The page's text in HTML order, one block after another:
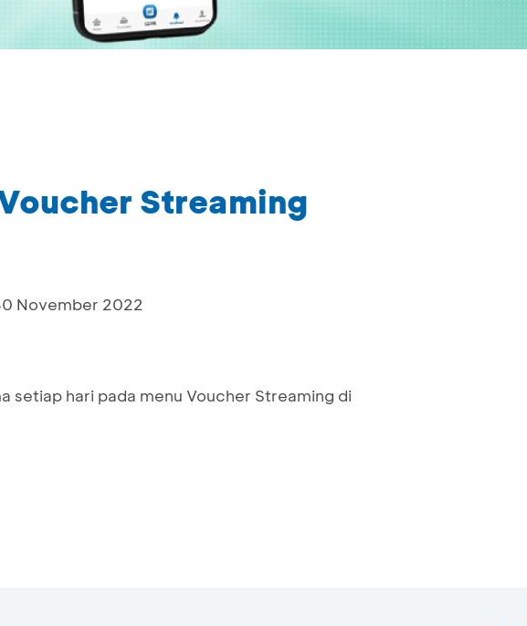
Streaming
November 2022
setiap hari pada menu Voucher Streaming di